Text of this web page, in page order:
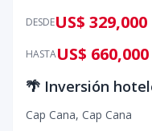
DESDEUS$ 329,000
HASTAUS$ 660,000
🌴 Inversión
Cap Cana, Cap Cana